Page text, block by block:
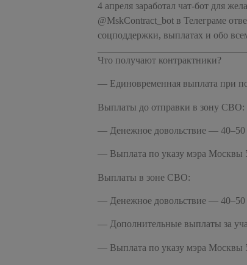
4 апреля заработал чат-бот для
@MskContract_bot в Телеграме
соцподдержки, выплатах и обо
Что получают контрактники?
— Единовременная выплата при
Выплаты до отправки в зону СВО:
— Денежное довольствие — 40–50
— Выплата по указу мэра
Выплаты в зоне СВО:
— Денежное довольствие — 40–50
— Дополнительные выплаты за
— Выплата по указу мэра